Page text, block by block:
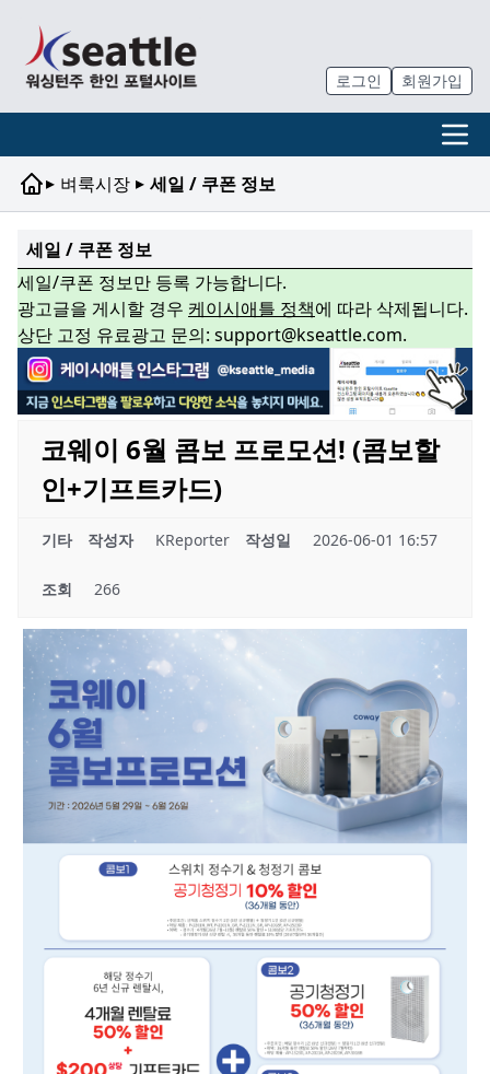
로그인 회원가입
▸ 벼룩시장 ▸ 세일 / 쿠폰 정보
세일 / 쿠폰 정보
세일/쿠폰 정보만 등록 가능합니다.
광고글을 게시할 경우 케이시애틀 정책에 따라 삭제됩니다.
상단 고정 유료광고 문의: support@kseattle.com.
코웨이 6월 콤보 프로모션! (콤보할
인+기프트카드)
기타 작성자 KReporter 작성일 2026-06-01 16:57
조회 266